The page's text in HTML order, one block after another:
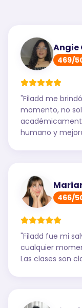
Angie
469/
"Filadd me
momento, no
humano y
466/
"Filadd fue mi
cualquier
Las clases son